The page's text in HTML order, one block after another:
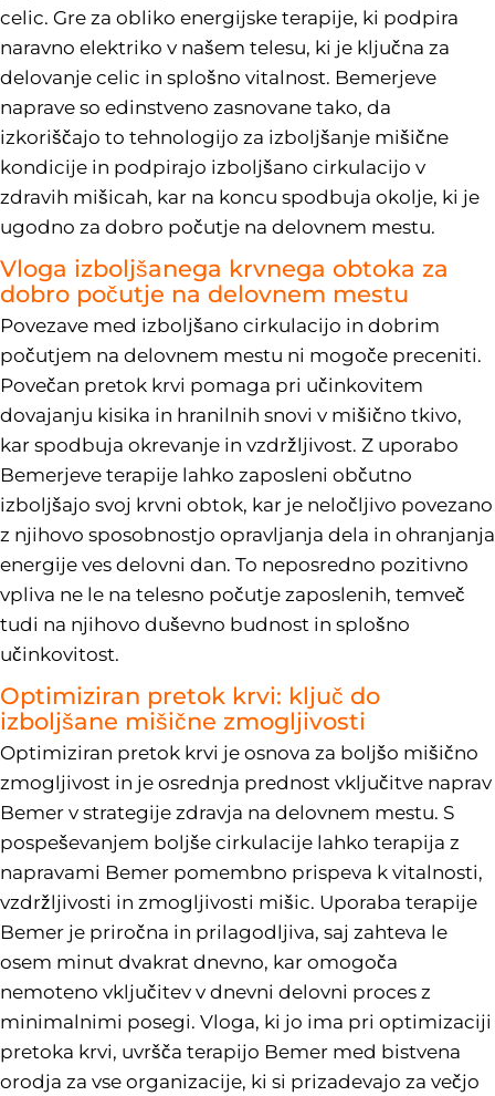
celic. Gre za obliko energijske terapije, ki podpira
naravno elektriko v našem telesu, ki je ključna za
delovanje celic in splošno vitalnost. Bemerjeve
naprave so edinstveno zasnovane tako, da
izkoriščajo to tehnologijo za izboljšanje mišične
kondicije in podpirajo izboljšano cirkulacijo v
zdravih mišicah, kar na koncu spodbuja okolje, ki je
ugodno za dobro počutje na delovnem mestu.
Vloga izboljšanega krvnega obtoka za
dobro počutje na delovnem mestu
Povezave med izboljšano cirkulacijo in dobrim
počutjem na delovnem mestu ni mogoče preceniti.
Povečan pretok krvi pomaga pri učinkovitem
dovajanju kisika in hranilnih snovi v mišično tkivo,
kar spodbuja okrevanje in vzdržljivost. Z uporabo
Bemerjeve terapije lahko zaposleni občutno
izboljšajo svoj krvni obtok, kar je neločljivo povezano
z njihovo sposobnostjo opravljanja dela in ohranjanja
energije ves delovni dan. To neposredno pozitivno
vpliva ne le na telesno počutje zaposlenih, temveč
tudi na njihovo duševno budnost in splošno
učinkovitost.
Optimiziran pretok krvi: ključ do
izboljšane mišične zmogljivosti
Optimiziran pretok krvi je osnova za boljšo mišično
zmogljivost in je osrednja prednost vključitve naprav
Bemer v strategije zdravja na delovnem mestu. S
pospeševanjem boljše cirkulacije lahko terapija z
napravami Bemer pomembno prispeva k vitalnosti,
vzdržljivosti in zmogljivosti mišic. Uporaba terapije
Bemer je priročna in prilagodljiva, saj zahteva le
osem minut dvakrat dnevno, kar omogoča
nemoteno vključitev v dnevni delovni proces z
minimalnimi posegi. Vloga, ki jo ima pri optimizaciji
pretoka krvi, uvršča terapijo Bemer med bistvena
orodja za vse organizacije, ki si prizadevajo za večjo